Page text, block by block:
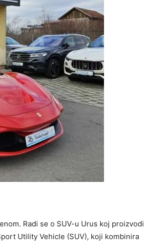
Radi se o SUV-u Urus koj proizvodi
Utility Vehicle (SUV), koji kombinira